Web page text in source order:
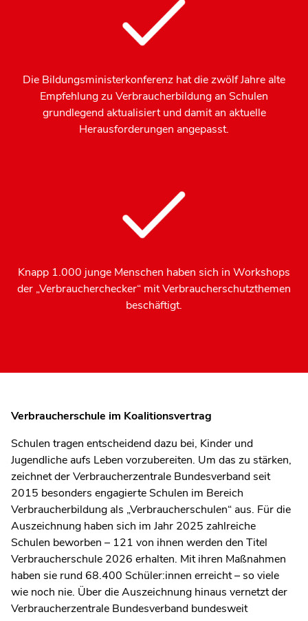
Die Bildungsministerkonferenz hat die zwölf Jahre alte
Empfehlung zu Verbraucherbildung an Schulen
grundlegend aktualisiert und damit an aktuelle
Herausforderungen angepasst.
Knapp 1.000 junge Menschen haben sich in Workshops
der „Verbraucherchecker“ mit Verbraucherschutzthemen
beschäftigt.
Verbraucherschule im Koalitionsvertrag
Schulen tragen entscheidend dazu bei, Kinder und
Jugendliche aufs Leben vorzubereiten. Um das zu stärken,
zeichnet der Verbraucherzentrale Bundesverband seit
2015 besonders engagierte Schulen im Bereich
Verbraucherbildung als „Verbraucherschulen“ aus. Für die
Auszeichnung haben sich im Jahr 2025 zahlreiche
Schulen beworben – 121 von ihnen werden den Titel
Verbraucherschule 2026 erhalten. Mit ihren Maßnahmen
haben sie rund 68.400 Schüler:innen erreicht – so viele
wie noch nie. Über die Auszeichnung hinaus vernetzt der
Verbraucherzentrale Bundesverband bundesweit